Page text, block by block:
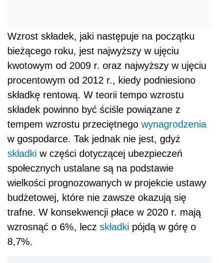
Wzrost składek, jaki następuje na początku
bieżącego roku, jest najwyższy w ujęciu
kwotowym od 2009 r. oraz najwyższy w ujęciu
procentowym od 2012 r., kiedy podniesiono
składkę rentową. W teorii tempo wzrostu
składek powinno być ściśle powiązane z
tempem wzrostu przeciętnego wynagrodzenia
w gospodarce. Tak jednak nie jest, gdyż
składki w części dotyczącej ubezpieczeń
społecznych ustalane są na podstawie
wielkości prognozowanych w projekcie ustawy
budżetowej, które nie zawsze okazują się
trafne. W konsekwencji płace w 2020 r. mają
wzrosnąć o 6%, lecz składki pójdą w górę o
8,7%.